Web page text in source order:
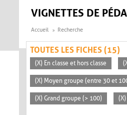
VIGNETTES DE
Accueil Recherche
TOUTES LES FICHES (15)
(X) En classe et hors classe
(X) Moyen groupe (entre 30 et
(X) Grand groupe (> 100)